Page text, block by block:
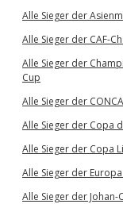
Alle Sieger der
Alle Sieger der CAF-
Alle Sieger der
Cup
Alle Sieger der
Alle Sieger der Copa
Alle Sieger der Copa
Alle Sieger der
Alle Sieger der Johan-